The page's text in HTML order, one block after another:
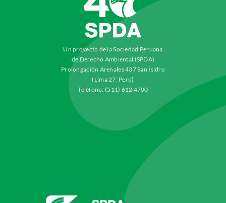
Un proyecto de la Sociedad Peruana
de Derecho Ambiental (SPDA)
Prolongación Arenales 437 San Isidro
(Lima 27, Perú)
Teléfono: (511) 612 4700